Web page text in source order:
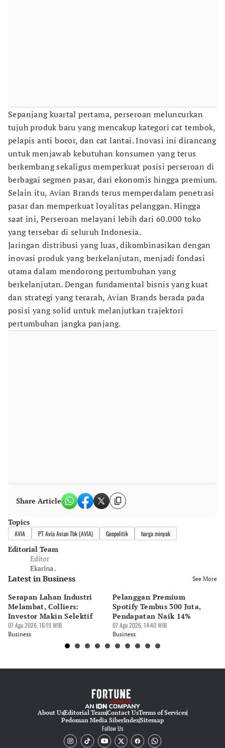
Sepanjang kuartal pertama, perseroan meluncurkan
tujuh produk baru yang mencakup kategori cat tembok,
pelapis anti bocor, dan cat lantai. Inovasi ini dirancang
untuk menjawab kebutuhan konsumen yang terus
berkembang sekaligus memperkuat posisi perseroan di
berbagai segmen pasar, dari ekonomis hingga premium.
Selain itu, Avian Brands terus memperdalam penetrasi
pasar dan memperkuat loyalitas pelanggan. Hingga
saat ini, Perseroan melayani lebih dari 60.000 toko
yang tersebar di seluruh Indonesia.
Jaringan distribusi yang luas, dikombinasikan dengan
inovasi produk yang berkelanjutan, menjadi fondasi
utama dalam mendorong pertumbuhan yang
berkelanjutan. Dengan fundamental bisnis yang kuat
dan strategi yang terarah, Avian Brands berada pada
posisi yang solid untuk melanjutkan trajektori
pertumbuhan jangka panjang.
Share Article
Topics
AVIA PT Avia Avian Tbk (AVIA) Geopolitik harga minyak
Editorial Team
Editor
Ekarina .
Latest in Business See More
Serapan Lahan Industri
Melambat, Colliers:
Investor Makin Selektif
07 Agu 2026, 16:19 WIB
Business
Pelanggan Premium
Spotify Tembus 300 Juta,
Pendapatan Naik 14%
07 Agu 2026, 14:40 WIB
Business
About UsEditorial TeamContact UsTerms of Services
Pedoman Media SiberIndexSitemap
Follow Us